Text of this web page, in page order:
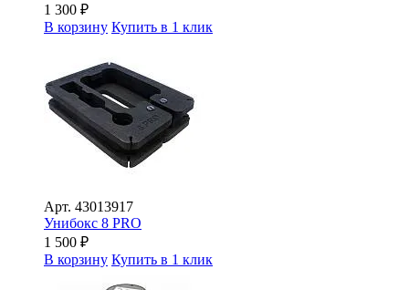
1 300 ₽
В корзину Купить в 1 клик
Арт. 43013917
Унибокс 8 PRO
1 500 ₽
В корзину Купить в 1 клик